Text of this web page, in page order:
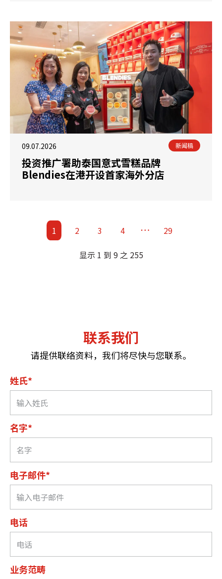
09.07.2026 新闻稿
投资推广署助泰国意式雪糕品牌
Blendies在港开设首家海外分店
1 2 3 4 … 29
显示 1 到 9 之 255
联系我们
请提供联络资料，我们将尽快与您联系。
姓氏*
名字*
电子邮件*
电话
业务范畴